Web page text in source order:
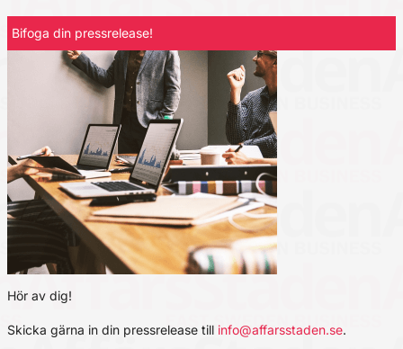
Bifoga din pressrelease!
Hör av dig!
Skicka gärna in din pressrelease till info@affarsstaden.se.